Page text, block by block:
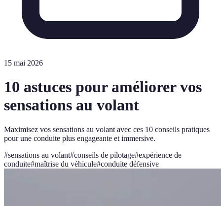
15 mai 2026
10 astuces pour améliorer vos
sensations au volant
Maximisez vos sensations au volant avec ces 10 conseils pratiques
pour une conduite plus engageante et immersive.
#sensations au volant#conseils de pilotage#expérience de
conduite#maîtrise du véhicule#conduite défensive